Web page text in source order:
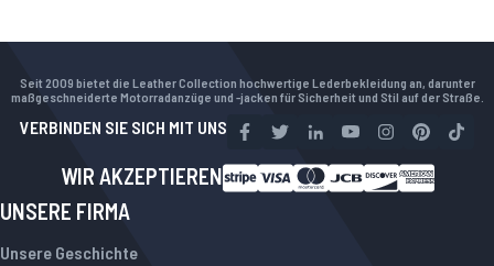
Seit 2009 bietet die Leather Collection hochwertige Lederbekleidung an, darunter
maßgeschneiderte Motorradanzüge und -jacken für Sicherheit und Stil auf der Straße.
VERBINDEN SIE SICH MIT UNS
WIR AKZEPTIEREN
UNSERE FIRMA
Unsere Geschichte